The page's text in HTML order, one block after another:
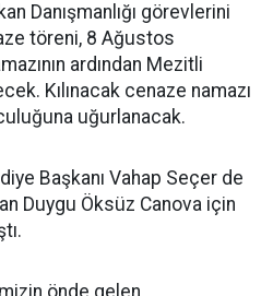
Danışmanlığı görevlerini
töreni, 8 Ağustos
ardından Mezitli
Kılınacak cenaze namazı
uğurlanacak.
Başkanı Vahap Seçer de
Duygu Öksüz Canova için